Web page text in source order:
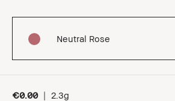
Neutral Rose
€0.00 | 2.3g